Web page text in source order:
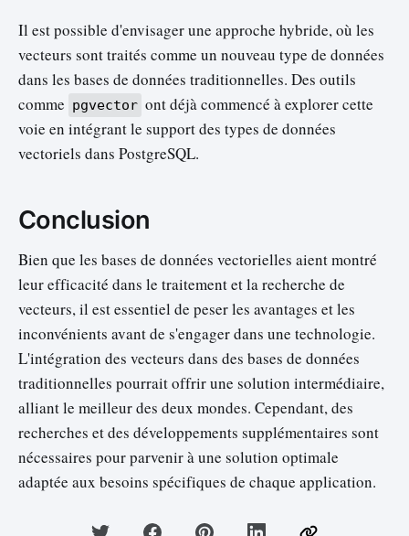
Il est possible d'envisager une approche hybride, où les
vecteurs sont traités comme un nouveau type de données
dans les bases de données traditionnelles. Des outils
comme pgvector ont déjà commencé à explorer cette
voie en intégrant le support des types de données
vectoriels dans PostgreSQL.
Conclusion
Bien que les bases de données vectorielles aient montré
leur efficacité dans le traitement et la recherche de
vecteurs, il est essentiel de peser les avantages et les
inconvénients avant de s'engager dans une technologie.
L'intégration des vecteurs dans des bases de données
traditionnelles pourrait offrir une solution intermédiaire,
alliant le meilleur des deux mondes. Cependant, des
recherches et des développements supplémentaires sont
nécessaires pour parvenir à une solution optimale
adaptée aux besoins spécifiques de chaque application.